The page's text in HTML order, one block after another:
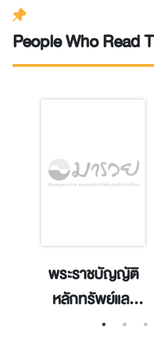
People Who Read
พระราชบัญญัติ
หลักทรัพย์และ
ตลาดหลักทรัพย์